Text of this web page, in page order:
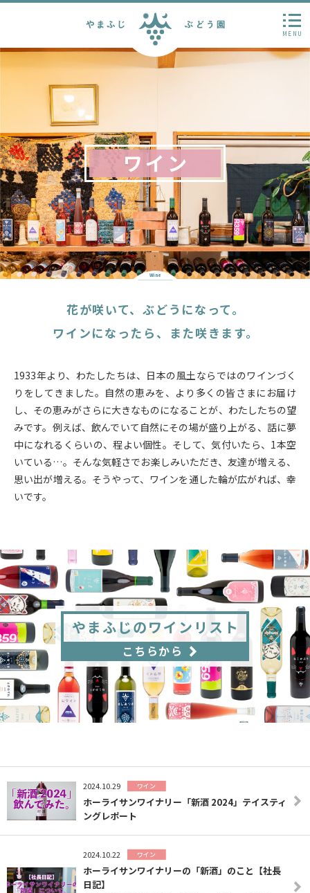
MENU
ワイン
Wine
花が咲いて、ぶどうになって。
ワインになったら、また咲きます。
1933年より、わたしたちは、日本の風土ならではのワインづく
りをしてきました。自然の恵みを、より多くの皆さまにお届け
し、その恵みがさらに大きなものになることが、わたしたちの望
みです。例えば、飲んでいて自然にその場が盛り上がる、話に夢
中になれるくらいの、程よい個性。そして、気付いたら、1本空
いている…。そんな気軽さでお楽しみいただき、友達が増える、
思い出が増える。そうやって、ワインを通した輪が広がれば、幸
いです。
やまふじのワインリスト
こちらから
2024.10.29 ワイン
ホーライサンワイナリー「新酒 2024」テイスティ
ングレポート
2024.10.22 ワイン
ホーライサンワイナリーの「新酒」のこと【社長
日記】